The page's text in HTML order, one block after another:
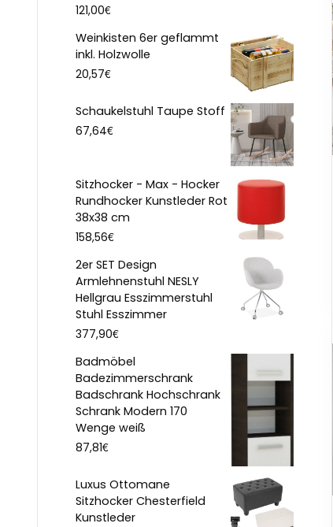
121,00€
Weinkisten 6er geflammt
inkl. Holzwolle
20,57€
Schaukelstuhl Taupe Stoff
67,64€
Sitzhocker - Max - Hocker
Rundhocker Kunstleder Rot
38x38 cm
158,56€
2er SET Design
Armlehnenstuhl NESLY
Hellgrau Esszimmerstuhl
Stuhl Esszimmer
377,90€
Badmöbel
Badezimmerschrank
Badschrank Hochschrank
Schrank Modern 170
Wenge weiß
87,81€
Luxus Ottomane
Sitzhocker Chesterfield
Kunstleder